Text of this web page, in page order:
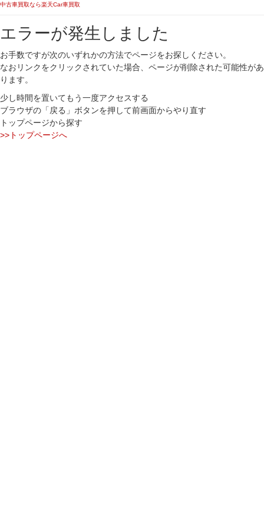
中古車買取なら楽天Car車買取
エラーが発生しました
お手数ですが次のいずれかの方法でページをお探しください。
なおリンクをクリックされていた場合、ページが削除された可能性があ
ります。
少し時間を置いてもう一度アクセスする
ブラウザの「戻る」ボタンを押して前画面からやり直す
トップページから探す
>>トップページへ